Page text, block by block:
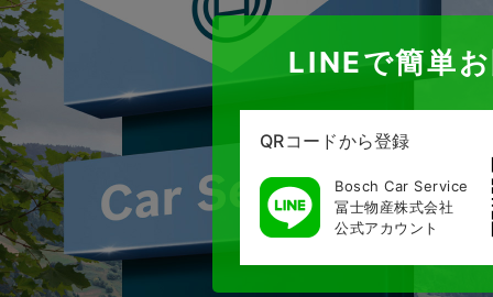
LINEで簡単
QRコードから登録
Bosch Car Service
冨士物産株式会社
公式アカウント